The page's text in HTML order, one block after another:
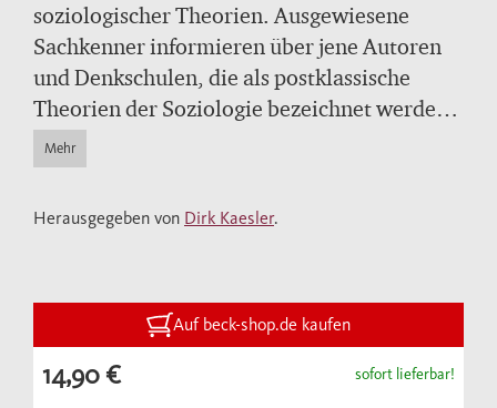
soziologischer Theorien. Ausgewiesene
Sachkenner informieren über jene Autoren
und Denkschulen, die als postklassische
Theorien der Soziologie bezeichnet werden
können. Die historische und inhaltliche
Spanne reicht dabei von
Sennettbis hin zu ausgewählten
Klassiker der Soziologiean.
Mehr
Herausgegeben von Dirk Kaesler.
Auf beck-shop.de kaufen
14,90 € sofort lieferbar!